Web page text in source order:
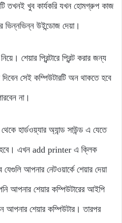
তখনই খুব কার্যকরি যখন হোমগ্রুপ কাজ
ভিন্নভিন্ন উইন্ডোজ দেয়া।
শেয়ার প্রিন্টারে প্রিন্ট করার জন্য
সেই কম্পিউটারটি অন থাকতে হবে
না।
হার্ডওয়্যার অ্যান্ড সাউন্ড এ যেতে
হবে। এখন add printer এ ক্লিক
যেগুলি আপনার নেটওয়ার্কে শেয়ার দেয়া
আপনার শেয়ার কম্পিউটারের আইপি
আপনার শেয়ার কম্পিউটার। তারপর